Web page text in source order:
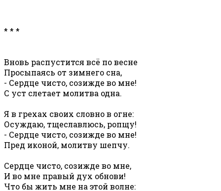
* * *
Вновь распустится всё по весне
Просыпаясь от зимнего сна,
- Сердце чисто, созижде во мне!
С уст слетает молитва одна.
Я в грехах своих словно в огне:
Осуждаю, тщеславлюсь, ропщу!
- Сердце чисто, созижде во мне!
Пред иконой, молитву шепчу.
Сердце чисто, созижде во мне,
И во мне правый дух обнови!
Что бы жить мне на этой волне: